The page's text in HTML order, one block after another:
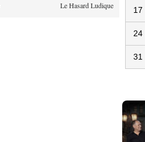
Le Hasard Ludique 17
24
31